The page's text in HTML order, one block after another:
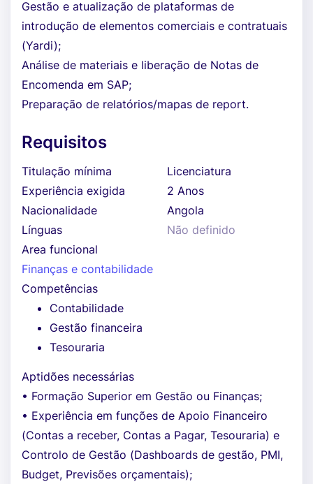
Gestão e atualização de plataformas de
introdução de elementos comerciais e contratuais
(Yardi);
Análise de materiais e liberação de Notas de
Encomenda em SAP;
Preparação de relatórios/mapas de report.
Requisitos
Titulação mínima
Licenciatura
Experiência exigida
2 Anos
Nacionalidade
Angola
Línguas
Não definido
Area funcional
Finanças e contabilidade
Competências
Contabilidade
Gestão financeira
Tesouraria
Aptidões necessárias
• Formação Superior em Gestão ou Finanças;
• Experiência em funções de Apoio Financeiro
(Contas a receber, Contas a Pagar, Tesouraria) e
Controlo de Gestão (Dashboards de gestão, PMI,
Budget, Previsões orçamentais);